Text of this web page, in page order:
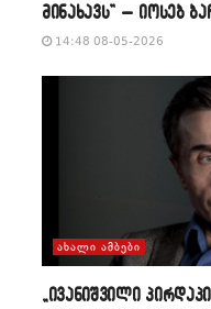
მინახავს” – იოსებ
14:48 08-05-2026
ᲐᲮᲐᲚᲘ ᲐᲛᲑᲔᲑᲘ
„ივანიშვილი